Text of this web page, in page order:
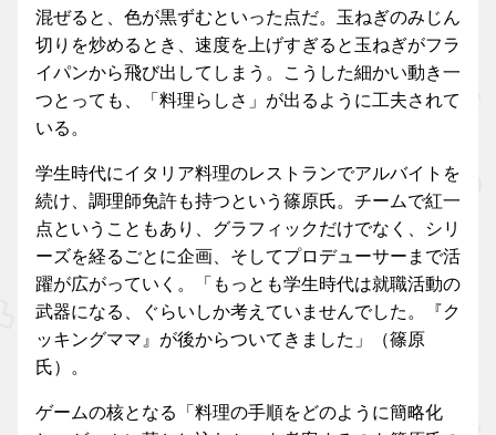
混ぜると、色が黒ずむといった点だ。玉ねぎのみじん
切りを炒めるとき、速度を上げすぎると玉ねぎがフラ
イパンから飛び出してしまう。こうした細かい動き一
つとっても、「料理らしさ」が出るように工夫されて
いる。
学生時代にイタリア料理のレストランでアルバイトを
続け、調理師免許も持つという篠原氏。チームで紅一
点ということもあり、グラフィックだけでなく、シリ
ーズを経るごとに企画、そしてプロデューサーまで活
躍が広がっていく。「もっとも学生時代は就職活動の
武器になる、ぐらいしか考えていませんでした。『ク
ッキングママ』が後からついてきました」（篠原
氏）。
ゲームの核となる「料理の手順をどのように簡略化